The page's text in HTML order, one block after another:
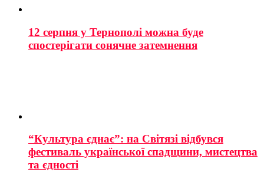
12 серпня у Тернополі можна буде
спостерігати сонячне затемнення
“Культура єднає”: на Світязі відбувся
фестиваль української спадщини, мистецтва
та єдності